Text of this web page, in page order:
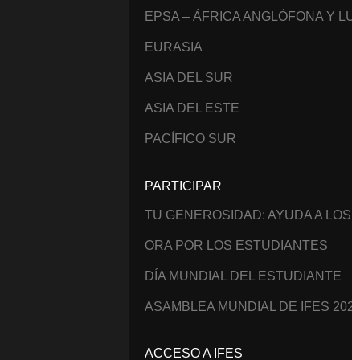
EPSA – ÁFRICA ANGLÓFONA Y
EURASIA
ASIA DEL SUR
ASIA DEL ESTE
PACÍFICO SUR
PARTICIPAR
TU GENEROSIDAD: AYUDA A
ORA POR LOS ESTUDIANTES
DÍA MUNDIAL DEL ESTUDIANTE
ASAMBLEA MUNDIAL DE IFES
ACCESO A IFES